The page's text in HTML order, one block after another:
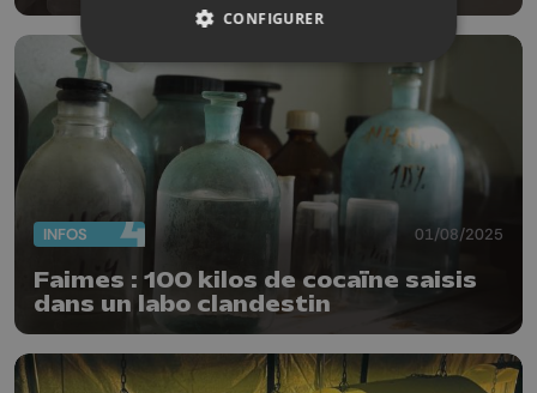
INFOS 01/08/2025
Faimes : 100 kilos de cocaïne saisis
dans un labo clandestin
CONFIGURER